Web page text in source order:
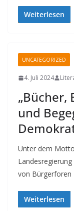
Weiterlesen
UNCATEGORIZED
4. Juli 2024
„Bücher,
und
Unter dem
von Bürgerforen
Weiterlesen